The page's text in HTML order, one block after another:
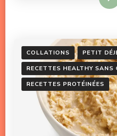
COLLATIONS
PETIT
RECETTES HEALTHY SANS
RECETTES PROTÉINÉES